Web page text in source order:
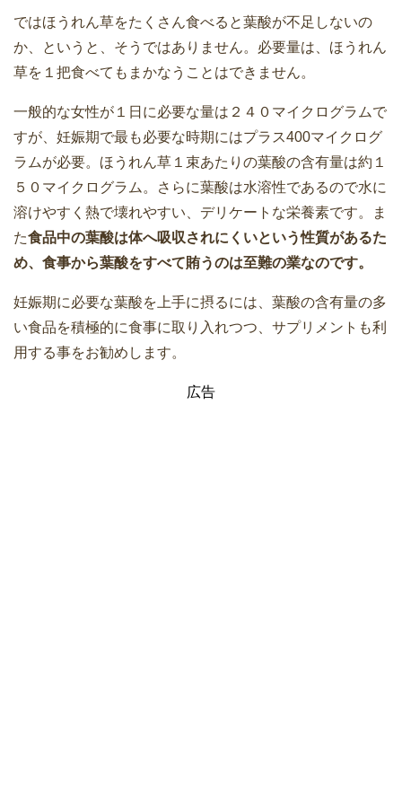
ではほうれん草をたくさん食べると葉酸が不足しないの
か、というと、そうではありません。必要量は、ほうれん
草を１把食べてもまかなうことはできません。
一般的な女性が１日に必要な量は２４０マイクログラムで
すが、妊娠期で最も必要な時期にはプラス400マイクログ
ラムが必要。ほうれん草１束あたりの葉酸の含有量は約１
５０マイクログラム。さらに葉酸は水溶性であるので水に
溶けやすく熱で壊れやすい、デリケートな栄養素です。ま
た食品中の葉酸は体へ吸収されにくいという性質があるた
め、食事から葉酸をすべて賄うのは至難の業なのです。
妊娠期に必要な葉酸を上手に摂るには、葉酸の含有量の多
い食品を積極的に食事に取り入れつつ、サプリメントも利
用する事をお勧めします。
広告